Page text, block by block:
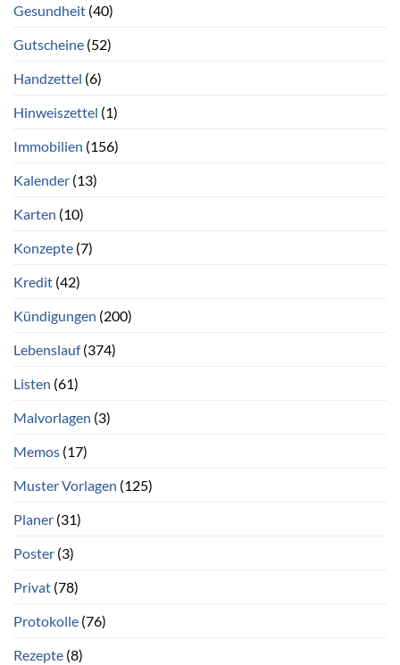
Gesundheit (40)
Gutscheine (52)
Handzettel (6)
Hinweiszettel (1)
Immobilien (156)
Kalender (13)
Karten (10)
Konzepte (7)
Kredit (42)
Kündigungen (200)
Lebenslauf(374)
Listen (61)
Malvorlagen (3)
Memos (17)
Muster Vorlagen (125)
Planer (31)
Poster (3)
Privat (78)
Protokolle (76)
Rezepte (8)